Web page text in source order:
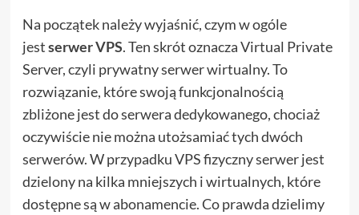
Na początek należy wyjaśnić, czym w ogóle
jestserwer VPS. Ten skrót oznacza Virtual Private
Server, czyli prywatny serwer wirtualny. To
rozwiązanie, które swoją funkcjonalnością
zbliżone jest do serwera dedykowanego, chociaż
oczywiście nie można utożsamiać tych dwóch
serwerów. W przypadku VPS fizyczny serwer jest
dzielony na kilka mniejszych i wirtualnych, które
dostępne są w abonamencie. Co prawda dzielimy